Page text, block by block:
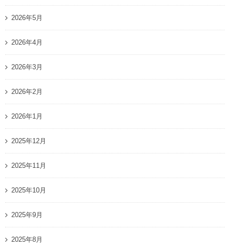
2026年5月
2026年4月
2026年3月
2026年2月
2026年1月
2025年12月
2025年11月
2025年10月
2025年9月
2025年8月